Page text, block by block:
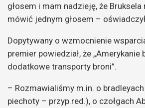
głosem i mam nadzieję, że
mówić jednym głosem –
Dopytywany o wzmocnienie
premier powiedział, że
dodatkowe transporty broni”.
– Rozmawialiśmy m.in. o
piechoty – przyp.red.), o czołgach